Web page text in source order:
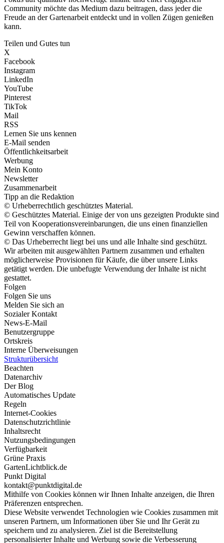
Community möchte das Medium dazu beitragen, dass jeder die
Freude an der Gartenarbeit entdeckt und in vollen Zügen genießen
kann.
Teilen und Gutes tun
X
Facebook
Instagram
LinkedIn
YouTube
Pinterest
TikTok
Mail
RSS
Lernen Sie uns kennen
E-Mail senden
Öffentlichkeitsarbeit
Werbung
Mein Konto
Newsletter
Zusammenarbeit
Tipp an die Redaktion
© Urheberrechtlich geschütztes Material.
© Geschütztes Material. Einige der von uns gezeigten Produkte sind
Teil von Kooperationsvereinbarungen, die uns einen finanziellen
Gewinn verschaffen können.
© Das Urheberrecht liegt bei uns und alle Inhalte sind geschützt.
Wir arbeiten mit ausgewählten Partnern zusammen und erhalten
möglicherweise Provisionen für Käufe, die über unsere Links
getätigt werden. Die unbefugte Verwendung der Inhalte ist nicht
gestattet.
Folgen
Folgen Sie uns
Melden Sie sich an
Sozialer Kontakt
News-E-Mail
Benutzergruppe
Ortskreis
Interne Überweisungen
Strukturübersicht
Beachten
Datenarchiv
Der Blog
Automatisches Update
Regeln
Internet-Cookies
Datenschutzrichtlinie
Inhaltsrecht
Nutzungsbedingungen
Verfügbarkeit
Grüne Praxis
GartenLichtblick.de
Punkt Digital
kontakt@punktdigital.de
Mithilfe von Cookies können wir Ihnen Inhalte anzeigen, die Ihren
Präferenzen entsprechen.
Diese Website verwendet Technologien wie Cookies zusammen mit
unseren Partnern, um Informationen über Sie und Ihr Gerät zu
speichern und zu analysieren. Ziel ist die Bereitstellung
personalisierter Inhalte und Werbung sowie die Verbesserung